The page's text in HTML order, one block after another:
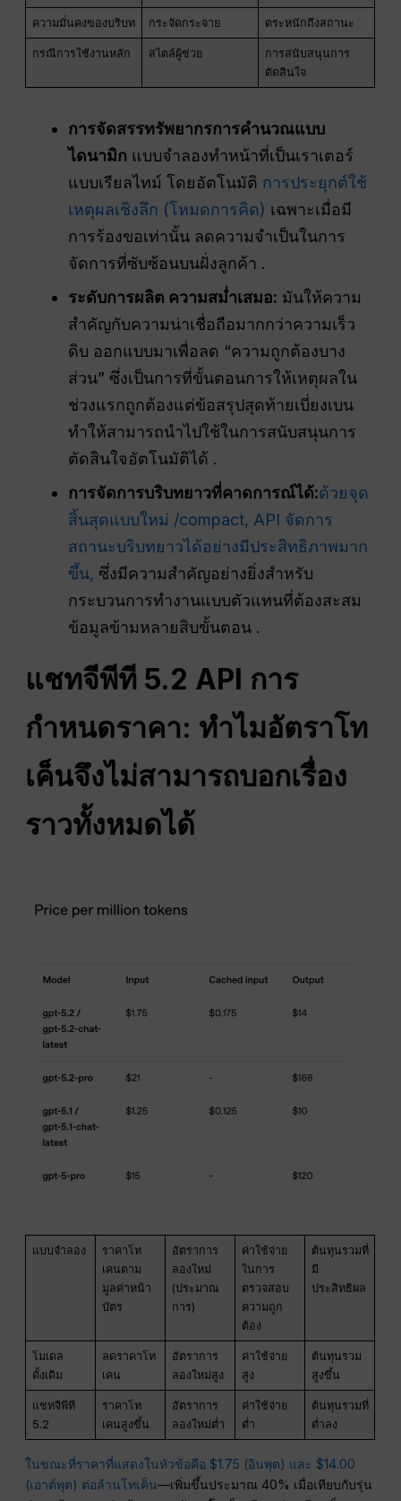
ความมั่นคงของบริบท กระจัดกระจาย ตระหนักถึงสถานะ
กรณีการใช้งานหลัก สไตล์ผู้ช่วย
การสนับสนุนการ
ตัดสินใจ
การจัดสรรทรัพยากรการคำนวณแบบ
ไดนามิก แบบจำลองทำหน้าที่เป็นเราเตอร์
แบบเรียลไทม์ โดยอัตโนมัติ การประยุกต์ใช้
เหตุผลเชิงลึก (โหมดการคิด) เฉพาะเมื่อมี
การร้องขอเท่านั้น ลดความจำเป็นในการ
จัดการที่ซับซ้อนบนฝั่งลูกค้า .
ระดับการผลิต ความสม่ำเสมอ: มันให้ความ
สำคัญกับความน่าเชื่อถือมากกว่าความเร็ว
ดิบ ออกแบบมาเพื่อลด “ความถูกต้องบาง
ส่วน” ซึ่งเป็นการที่ขั้นตอนการให้เหตุผลใน
ช่วงแรกถูกต้องแต่ข้อสรุปสุดท้ายเบี่ยงเบน
ทำให้สามารถนำไปใช้ในการสนับสนุนการ
ตัดสินใจอัตโนมัติได้ .
การจัดการบริบทยาวที่คาดการณ์ได้:ด้วยจุด
สิ้นสุดแบบใหม่ /compact, API จัดการ
สถานะบริบทยาวได้อย่างมีประสิทธิภาพมาก
ขึ้น, ซึ่งมีความสำคัญอย่างยิ่งสำหรับ
กระบวนการทำงานแบบตัวแทนที่ต้องสะสม
ข้อมูลข้ามหลายสิบขั้นตอน .
แชทจีพีที 5.2 API การ
กำหนดราคา: ทำไมอัตราโท
เค็นจึงไม่สามารถบอกเรื่อง
ราวทั้งหมดได้
แบบจำลอง
ราคาโท
เคนตาม
มูลค่าหน้า
บัตร
อัตราการ
ลองใหม่
(ประมาณ
การ)
ค่าใช้จ่าย
ในการ
ตรวจสอบ
ความถูก
ต้อง
ต้นทุนรวมที่
มี
ประสิทธิผล
โมเดล
ดั้งเดิม
ลดราคาโท
เคน
อัตราการ
ลองใหม่สูง
ค่าใช้จ่าย
สูง
ต้นทุนรวม
สูงขึ้น
แชทจีพีที
5.2
ราคาโท
เคนสูงขึ้น
อัตราการ
ลองใหม่ต่ำ
ค่าใช้จ่าย
ต่ำ
ต้นทุนรวมที่
ต่ำลง
ในขณะที่ราคาที่แสดงในหัวข้อคือ $1.75 (อินพุต) และ $14.00
(เอาต์พุต) ต่อล้านโทเค็น—เพิ่มขึ้นประมาณ 40% เมื่อเทียบกับรุ่น